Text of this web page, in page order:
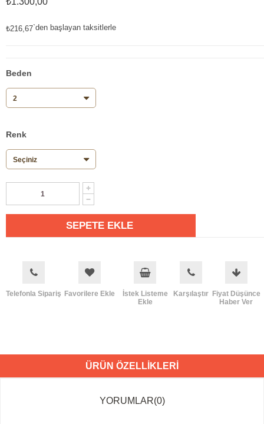
₺216,67`den başlayan taksitlerle
Beden
Renk
Telefonla Sipariş Favorilere Ekle
İstek Listeme
Ekle
Karşılaştır
Fiyat Düşünce
Haber Ver
ÜRÜN ÖZELLIKLERI
YORUMLAR(0)